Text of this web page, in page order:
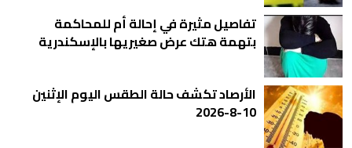
تفاصيل مثيرة في إحالة أم للمحاكمة
بتهمة هتك عرض صغيريها بالإسكندرية
الأرصاد تكشف حالة الطقس اليوم الإثنين
10-8-2026